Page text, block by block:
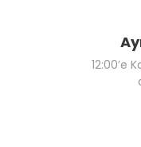
12:00’e